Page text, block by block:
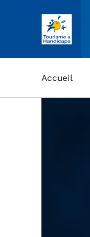
ASSOCIATION TOURISME ET HANDICAPS
Accueil